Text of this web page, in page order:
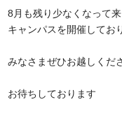
8月も残り少なくなって
キャンパスを開催してお
みなさまぜひお越しくだ
お待ちしております